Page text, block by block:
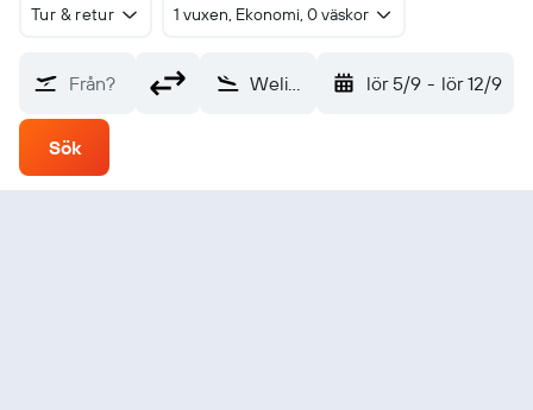
Tur & retur 1 vuxen, Ekonomi, 0 väskor
Från? Weligatta Weerawila (WRZ) lör 5/9 - lör 12/9
Sök